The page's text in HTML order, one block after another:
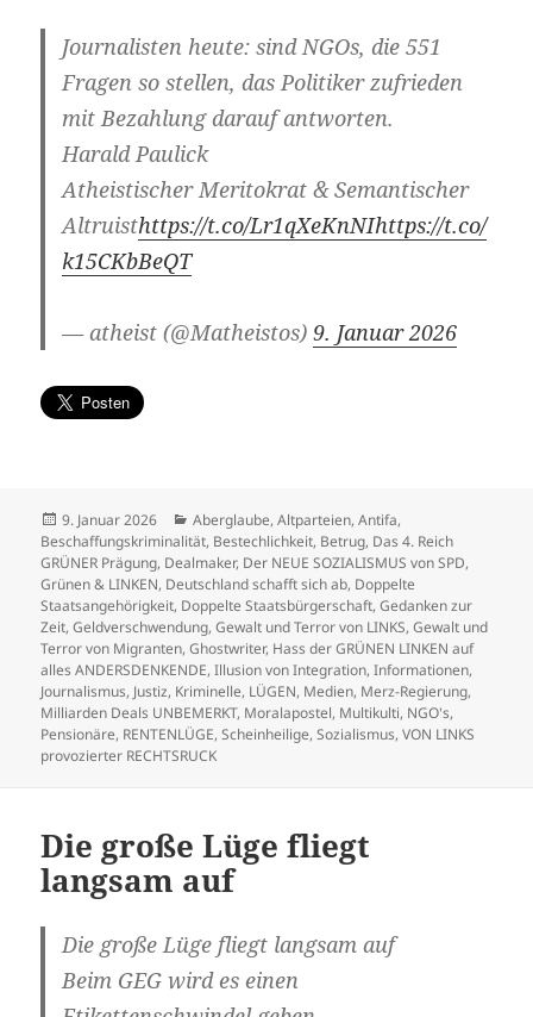
Journalisten heute: sind NGOs, die 551
Fragen so stellen, das Politiker zufrieden
mit Bezahlung darauf antworten.
Harald Paulick
Atheistischer Meritokrat & Semantischer
Altruisthttps://t.co/Lr1qXeKnNIhttps://t.co/
k15CKbBeQT
— atheist (@Matheistos)9. Januar 2026
Veröffentlicht
am
9. Januar 2026 Kategorien
Aberglaube,Altparteien,Antifa,
Beschaffungskriminalität, Bestechlichkeit, Betrug, Das 4. Reich
GRÜNER Prägung, Dealmaker, Der NEUE SOZIALISMUS von SPD,
Grünen & LINKEN, Deutschland schafft sich ab, Doppelte
Staatsangehörigkeit, Doppelte Staatsbürgerschaft,Gedanken zur
Zeit,Geldverschwendung,Gewalt und Terror von LINKS,Gewalt und
Terror von Migranten,Ghostwriter, Hass der GRÜNEN LINKEN auf
alles ANDERSDENKENDE,Illusion von Integration,Informationen,
Journalismus, Justiz, Kriminelle, LÜGEN, Medien, Merz-Regierung,
Milliarden Deals UNBEMERKT, Moralapostel, Multikulti, NGO's,
Pensionäre, RENTENLÜGE,Scheinheilige,Sozialismus,VON LINKS
provozierter RECHTSRUCK
Die große Lüge fliegt
langsam auf
Die große Lüge fliegt langsam auf
Beim GEG wird es einen